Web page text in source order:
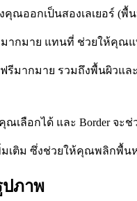
ณออกเป็นสองเลเยอร์ (
มากมาย แทนที่ ช่วยให้
รีมากมาย รวมถึงพื้นผิวแล
ลือกได้ และ Border จะ
ติม ซึ่งช่วยให้คุณพลิกพื้น
ปภาพ